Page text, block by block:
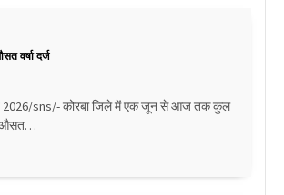
वर्षा दर्ज
2026/sns/- कोरबा जिले में एक जून से आज तक कुल
औसत…